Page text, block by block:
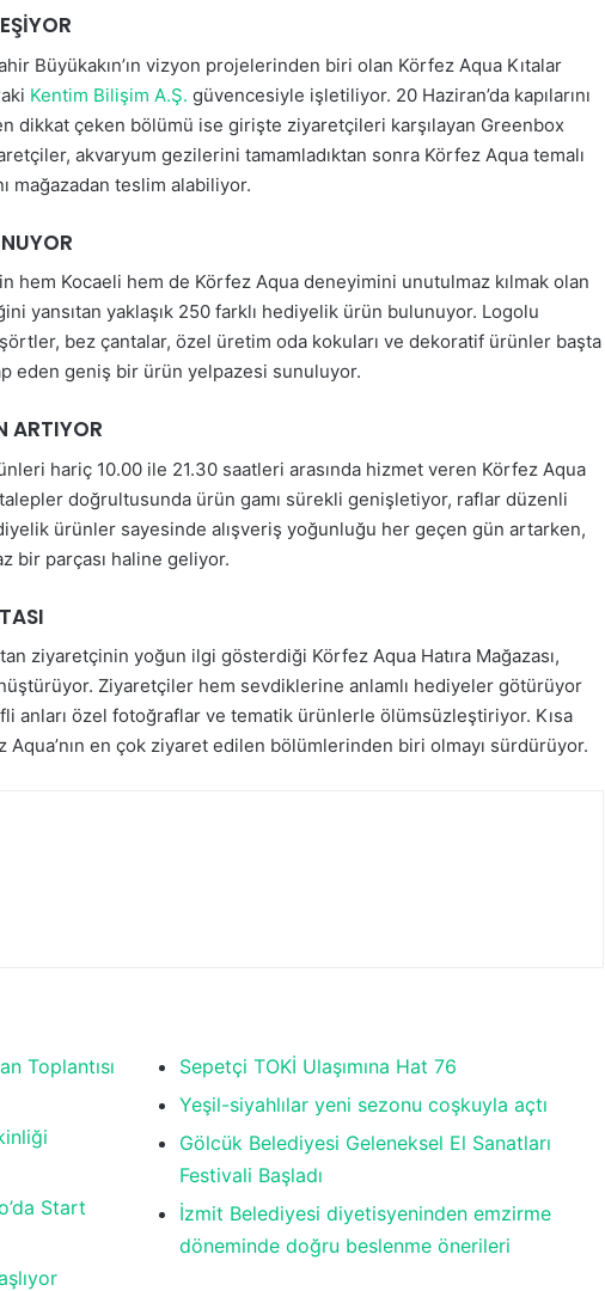
Büyükakın’ın vizyon projelerinden biri olan Körfez Aqua Kıtalar
Kentim Bilişim A.Ş. güvencesiyle işletiliyor. 20 Haziran’da kapılarını
en dikkat çeken bölümü ise girişte ziyaretçileri karşılayan Greenbox
akvaryum gezilerini tamamladıktan sonra Körfez Aqua temalı
mağazadan teslim alabiliyor.
hem Kocaeli hem de Körfez Aqua deneyimini unutulmaz kılmak olan
yansıtan yaklaşık 250 farklı hediyelik ürün bulunuyor. Logolu
bez çantalar, özel üretim oda kokuları ve dekoratif ürünler başta
eden geniş bir ürün yelpazesi sunuluyor.
ARTIYOR
hariç 10.00 ile 21.30 saatleri arasında hizmet veren Körfez Aqua
doğrultusunda ürün gamı sürekli genişletiyor, raflar düzenli
ürünler sayesinde alışveriş yoğunluğu her geçen gün artarken,
bir parçası haline geliyor.
ziyaretçinin yoğun ilgi gösterdiği Körfez Aqua Hatıra Mağazası,
Ziyaretçiler hem sevdiklerine anlamlı hediyeler götürüyor
anları özel fotoğraflar ve tematik ürünlerle ölümsüzleştiriyor. Kısa
en çok ziyaret edilen bölümlerinden biri olmayı sürdürüyor.
Toplantısı
Start
Sepetçi TOKİ Ulaşımına Hat 76
Yeşil-siyahlılar yeni sezonu coşkuyla açtı
Gölcük Belediyesi Geleneksel El Sanatları
Festivali Başladı
İzmit Belediyesi diyetisyeninden emzirme
döneminde doğru beslenme önerileri